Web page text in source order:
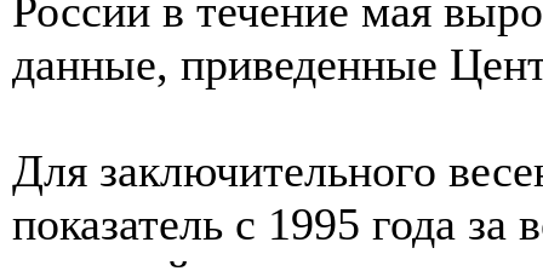
России в течение мая
данные, приведенные
Для заключительного
показатель с 1995 года за